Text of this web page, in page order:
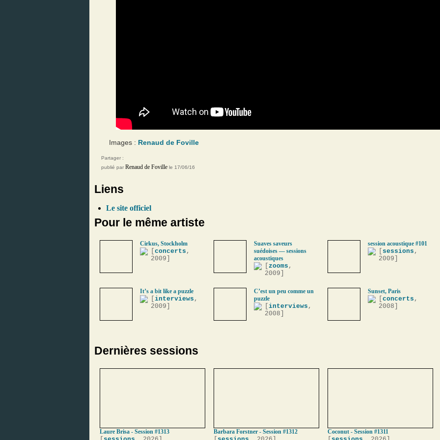
Images : Renaud de Foville
Partager :
publié par Renaud de Foville le 17/06/16
Liens
Le site officiel
Pour le même artiste
Cirkus, Stockholm
concerts ,
2009]
Suaves saveurs
suédoises — sessions
acoustiques
zooms ,
2009]
session acoustique #101
sessions ,
2009]
It’s a bit like a puzzle
interviews ,
2009]
C’est un peu comme un
puzzle
interviews ,
2008]
Sunset, Paris
concerts ,
2008]
Dernières sessions
Laure Brisa - Session #1313 Barbara Forstner - Session #1312 Coconut - Session #1311